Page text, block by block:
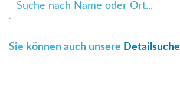
Sie können auch unsere Detailsuche